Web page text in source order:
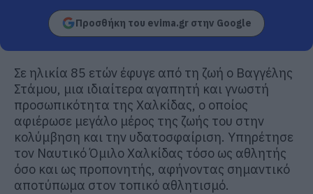
Προσθήκη του evima.gr στην Google
Σε ηλικία 85 ετών έφυγε από τη ζωή ο Βαγγέλης
Στάμου, μια ιδιαίτερα αγαπητή και γνωστή
προσωπικότητα της Χαλκίδας, ο οποίος
αφιέρωσε μεγάλο μέρος της ζωής του στην
κολύμβηση και την υδατοσφαίριση. Υπηρέτησε
τον Ναυτικό Όμιλο Χαλκίδας τόσο ως αθλητής
όσο και ως προπονητής, αφήνοντας σημαντικό
αποτύπωμα στον τοπικό αθλητισμό.